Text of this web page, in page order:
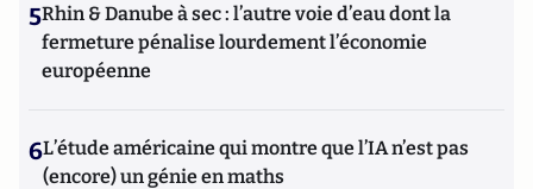
5Rhin & Danube à sec : l’autre voie d’eau dont la
fermeture pénalise lourdement l’économie
européenne
6L’étude américaine qui montre que l’IA n’est pas
(encore) un génie en maths